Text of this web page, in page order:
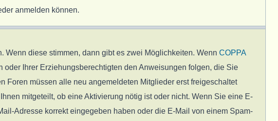
anmelden können.
diese stimmen, dann gibt es zwei Möglichkeiten. Wenn COPPA
Ihrer Erziehungsberechtigten den Anweisungen folgen, die Sie
Foren müssen alle neu angemeldeten Mitglieder erst freigeschaltet
mitgeteilt, ob eine Aktivierung nötig ist oder nicht. Wenn Sie eine E-
Adresse korrekt eingegeben haben oder die E-Mail von einem Spam-